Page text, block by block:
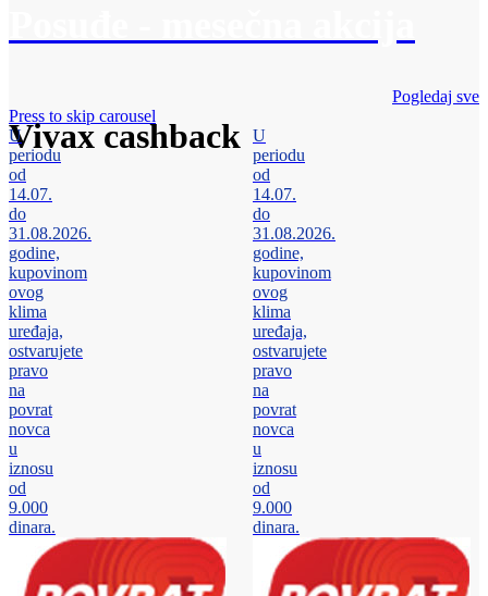
Vivax cashback
Pogledaj sve
Press to skip carousel
U
periodu
od
14.07.
do
31.08.2026.
godine,
kupovinom
ovog
klima
uređaja,
ostvarujete
pravo
na
povrat
novca
u
iznosu
od
9.000
dinara.
U
periodu
od
14.07.
do
31.08.2026.
godine,
kupovinom
ovog
klima
uređaja,
ostvarujete
pravo
na
povrat
novca
u
iznosu
od
9.000
dinara.